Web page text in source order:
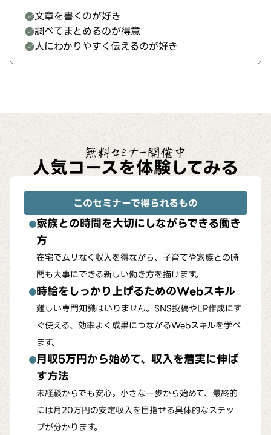
文章を書くのが好き
調べてまとめるのが得意
人にわかりやすく伝えるのが好き
無料セミナー開催中
人気コースを体験してみる
このセミナーで得られるもの
家族との時間を大切にしながらできる働き
方
在宅でムリなく収入を得ながら、子育てや家族との時
間も大事にできる新しい働き方を描けます。
時給をしっかり上げるためのWebスキル
難しい専門知識はいりません。SNS投稿やLP作成にす
ぐ使える、効率よく成果につながるWebスキルを学べ
ます。
月収5万円から始めて、収入を着実に伸ば
す方法
未経験からでも安心。小さな一歩から始めて、最終的
には月20万円の安定収入を目指せる具体的なステッ
プが分かります。